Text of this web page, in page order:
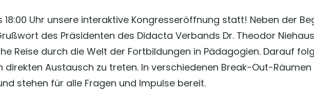
18:00 Uhr unsere interaktive Kongresseröffnung statt! Neben der
des Präsidenten des Didacta Verbands Dr. Theodor
Reise durch die Welt der Fortbildungen in Pädagogien. Darauf
direkten Austausch zu treten. In verschiedenen Break-Out-
stehen für alle Fragen und Impulse bereit.